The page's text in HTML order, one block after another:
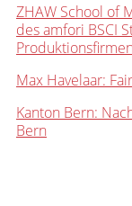
ZHAW School of
des amfori BSCI
Max Havelaar:
Kanton Bern:
Bern